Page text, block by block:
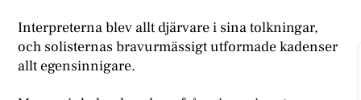
Interpreterna blev allt djärvare i sina tolkningar,
och solisternas bravurmässigt utformade kadenser
allt egensinnigare.